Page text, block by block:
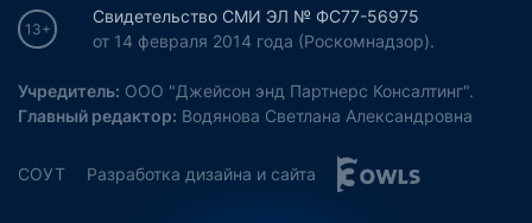
13+
Свидетельство СМИ ЭЛ № ФС77-56975
от 14 февраля 2014 года (Роскомнадзор).
Учредитель: ООО "Джейсон энд Партнерс Консалтинг".
Главный редактор: Водянова Светлана Александровна
СОУТ Разработка дизайна и сайта